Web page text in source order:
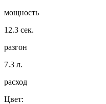
мощность
12.3 сек.
разгон
7.3 л.
расход
Цвет: